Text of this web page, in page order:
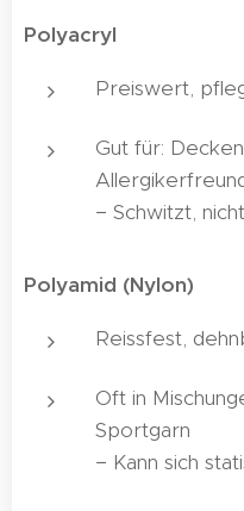
Polyacryl
Preiswert,
Gut für:
− Schwitzt,
Polyamid (Nylon)
Reissfest,
Oft in
Sportgarn
− Kann sich